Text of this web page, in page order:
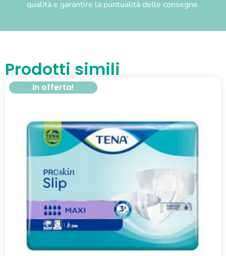
qualità e garantire la puntualità delle consegne.
Prodotti simili
In offerta!